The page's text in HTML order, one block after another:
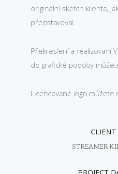
originální sketch klienta,
představoval.
Překreslení a realizovaní
do grafické podoby
Licencované logo můžete
CLIENT
STREAMER
PROJECT